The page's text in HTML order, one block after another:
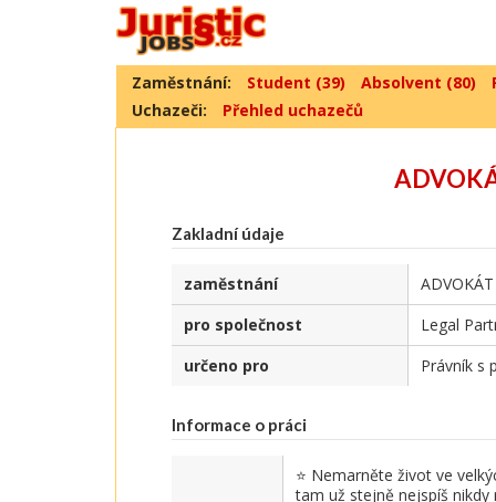
Zaměstnání: Student (39) Absolvent (80)
Uchazeči:
Přehled uchazečů
Zakladní údaje
zaměstnání
pro společnost
Legal
určeno pro
Právník s
Informace o práci
⭐ Nemarněte život ve
tam už stejně nejspíš